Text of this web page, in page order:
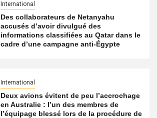
International
Des collaborateurs de Netanyahu
accusés d’avoir divulgué des
informations classifiées au Qatar dans le
cadre d’une campagne anti-Égypte
International
Deux avions évitent de peu l’accrochage
en Australie : l’un des membres de
l’équipage blessé lors de la procédure de